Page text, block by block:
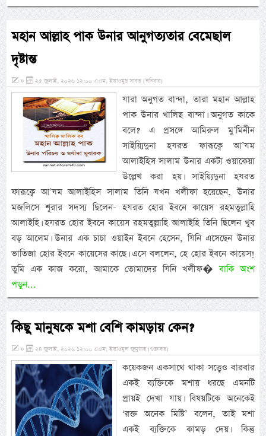
মহান আল্লাহ পাক উনার আনুগত্যতার বেমেছাল
দৃষ্টান্ত
» ২৫ জুলাই, ২০২৬ ১২:০০ এএম, ইয়াওমুছ সাবত (শনিবার)
যারা অনুগত বান্দা, তারা মহান আল্লাহ
পাক উনার খালিছ বান্দা। অনুগত কাকে
বলে? এ প্রসঙ্গে আমিরুল মু’মিনীন
সাইয়্যিদুনা হযরত ফারূক্বে আ’যম
আলাইহিস সালাম উনার একটা ওয়াকেয়া
উল্লেখ করা হয়। সাইয়্যিদুনা হযরত
ফারূক্বে আ’যম আলাইহিস সালাম তিনি যখন খলীফা হয়েছেন, উনার
মজলিসে শূরার সদস্য ছিলেন- হযরত হোর ইবনে কায়েস রহমতুল্লাহি
আলাইহি। হযরত হোর ইবনে কায়েস রহমতুল্লাহি আলাইহি তিনি ছিলেন খুব
বড় আলেম। উনার এক চাচা ওয়াইন ইবনে হেসেন, যিনি এসেছেন উনার
ভাতিজা হোর ইবনে কায়েসের কাছে। এসে বললেন, হে হোর ইবনে কায়েস!
তুমি এক কাজ করো, আমাকে তোমাদের যিনি খলীফ�বাকি অংশ
পড়ুন...
কিছু মানুষকে মশা বেশি কামড়ায় কেন?
» ২৪ জুলাই, ২০২৬ ১২:০০ এএম, ইয়াওমুল জুমুয়াহ (শুক্রবার)
কয়েকজন একসাথে থাকা সত্ত্বেও বারবার
একই ব্যক্তিকে মশায় ধরছে এমনটি
প্রায়ই দেখা যায়। বিষয়টিকে অনেকেই
‘রক্ত অনেক মিষ্টি’ বলেন, তাই মশা
একই ব্যক্তিকে কামড় দেয়। কিন্তু